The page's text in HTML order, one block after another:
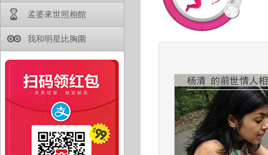
孟婆來世照相館
我和明星比胸圍